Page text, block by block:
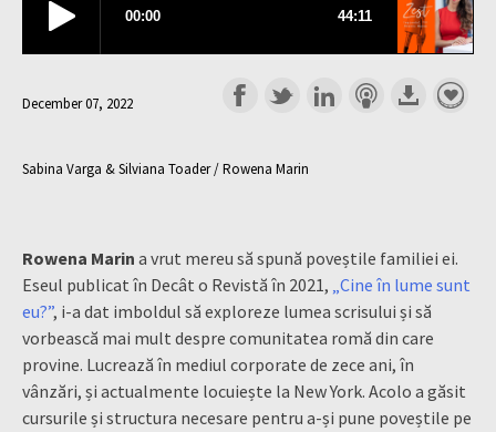
December 07, 2022
Sabina Varga & Silviana Toader / Rowena Marin
Rowena Marin a vrut mereu să spună poveștile familiei ei.
Eseul publicat în Decât o Revistă în 2021, „Cine în lume sunt
eu?”, i-a dat imboldul să exploreze lumea scrisului și să
vorbească mai mult despre comunitatea romă din care
provine. Lucrează în mediul corporate de zece ani, în
vânzări, și actualmente locuiește la New York. Acolo a găsit
cursurile și structura necesare pentru a-și pune poveștile pe